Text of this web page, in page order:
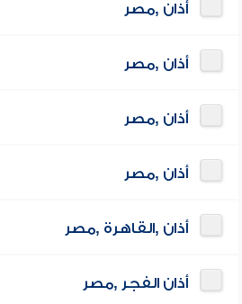
أذان ,مصر
أذان ,مصر
أذان ,مصر
أذان ,مصر
أذان ,القاهرة ,مصر
أذان الفجر ,مصر